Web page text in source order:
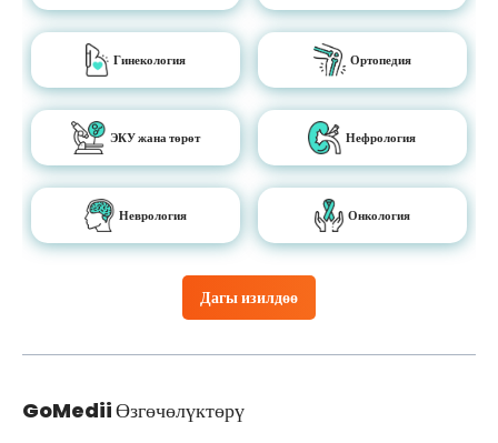
Дагы изилдөө
Гинекология Ортопедия
ЭКУ жана төрөт Нефрология
Неврология Онкология
GoMediiӨзгөчөлүктөрү